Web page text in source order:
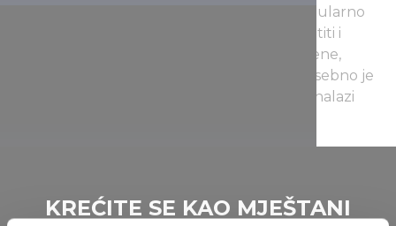
ribolovnih mjesta i brojne vrste riba. Uz popularno
ribičko jezero u Dunaremeteu, vrijedi posjetiti i
farmu divljači Dodo, gdje možete vidjeti jelene,
muflone, divlje svinje, a i jelena lopatara. Posebno je
zabavno tamo otići s obitelji, jer se na farmi nalazi
KREĆITE SE KAO MJEŠTANI